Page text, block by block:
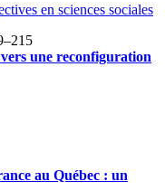
en sciences sociales
une reconfiguration
au Québec : un